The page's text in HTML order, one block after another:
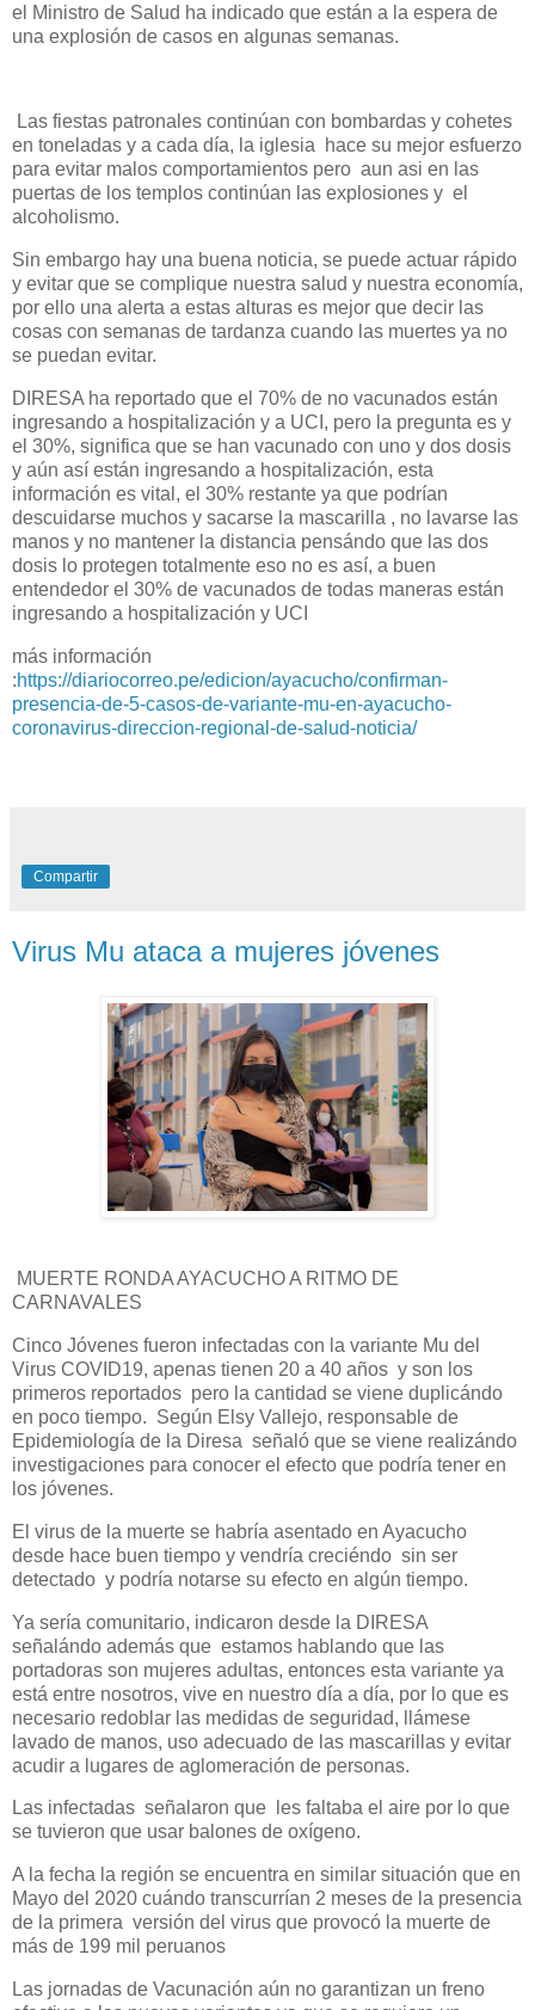
el Ministro de Salud ha indicado que están a la espera de
una explosión de casos en algunas semanas.
Las fiestas patronales continúan con bombardas y cohetes
en toneladas y a cada día, la iglesia hace su mejor esfuerzo
para evitar malos comportamientos pero aun asi en las
puertas de los templos continúan las explosiones y el
alcoholismo.
Sin embargo hay una buena noticia, se puede actuar rápido
y evitar que se complique nuestra salud y nuestra economía,
por ello una alerta a estas alturas es mejor que decir las
cosas con semanas de tardanza cuando las muertes ya no
se puedan evitar.
DIRESA ha reportado que el 70% de no vacunados están
ingresando a hospitalización y a UCI, pero la pregunta es y
el 30%, significa que se han vacunado con uno y dos dosis
y aún así están ingresando a hospitalización, esta
información es vital, el 30% restante ya que podrían
descuidarse muchos y sacarse la mascarilla , no lavarse las
manos y no mantener la distancia pensándo que las dos
dosis lo protegen totalmente eso no es así, a buen
entendedor el 30% de vacunados de todas maneras están
ingresando a hospitalización y UCI
más información
:https://diariocorreo.pe/edicion/ayacucho/confirman-
presencia-de-5-casos-de-variante-mu-en-ayacucho-
coronavirus-direccion-regional-de-salud-noticia/
Compartir
Virus Mu ataca a mujeres jóvenes
MUERTE RONDA AYACUCHO A RITMO DE
CARNAVALES
Cinco Jóvenes fueron infectadas con la variante Mu del
Virus COVID19, apenas tienen 20 a 40 años y son los
primeros reportados pero la cantidad se viene duplicándo
en poco tiempo. Según Elsy Vallejo, responsable de
Epidemiología de la Diresa señaló que se viene realizándo
investigaciones para conocer el efecto que podría tener en
los jóvenes.
El virus de la muerte se habría asentado en Ayacucho
desde hace buen tiempo y vendría creciéndo sin ser
detectado y podría notarse su efecto en algún tiempo.
Ya sería comunitario, indicaron desde la DIRESA
señalándo además que estamos hablando que las
portadoras son mujeres adultas, entonces esta variante ya
está entre nosotros, vive en nuestro día a día, por lo que es
necesario redoblar las medidas de seguridad, llámese
lavado de manos, uso adecuado de las mascarillas y evitar
acudir a lugares de aglomeración de personas.
Las infectadas señalaron que les faltaba el aire por lo que
se tuvieron que usar balones de oxígeno.
A la fecha la región se encuentra en similar situación que en
Mayo del 2020 cuándo transcurrían 2 meses de la presencia
de la primera versión del virus que provocó la muerte de
más de 199 mil peruanos
Las jornadas de Vacunación aún no garantizan un freno